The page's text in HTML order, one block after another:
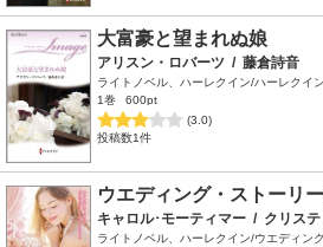
大富豪と望まれぬ娘
アリスン・ロバーツ / 藤倉詩音
ライトノベル、ハーレクイン/ハーレクイ
1巻
600pt
(3.0)
投稿数1件
ウエディング・ストーリ
キャロル･モーティマー / クリス
ライトノベル、ハーレクイン/ウエディン